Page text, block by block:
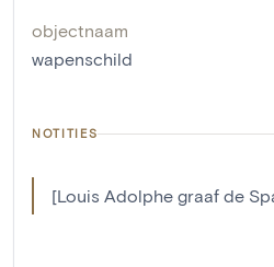
objectnaam
wapenschild
NOTITIES
[Louis Adolphe graaf de